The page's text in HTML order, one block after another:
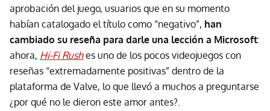
aprobación del juego, usuarios que en su momento
habían catalogado el título como “negativo”, han
cambiado su reseña para darle una lección a Microsoft:
ahora, Hi-Fi Rushes uno de los pocos videojuegos con
reseñas “extremadamente positivas” dentro de la
plataforma de Valve, lo que llevó a muchos a preguntarse
¿por qué no le dieron este amor antes?.